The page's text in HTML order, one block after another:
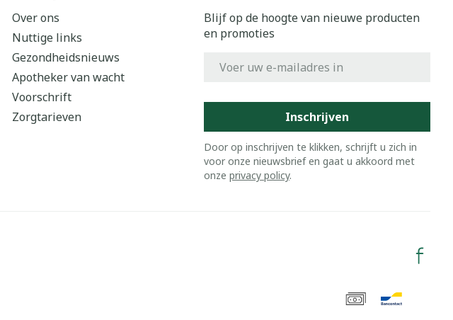
Over ons
Nuttige links
Gezondheidsnieuws
Apotheker van wacht
Voorschrift
Zorgtarieven
Blijf op de hoogte van nieuwe producten
en promoties
Inschrijven
Door op inschrijven te klikken, schrijft u zich in
voor onze nieuwsbrief en gaat u akkoord met
onze privacy policy.